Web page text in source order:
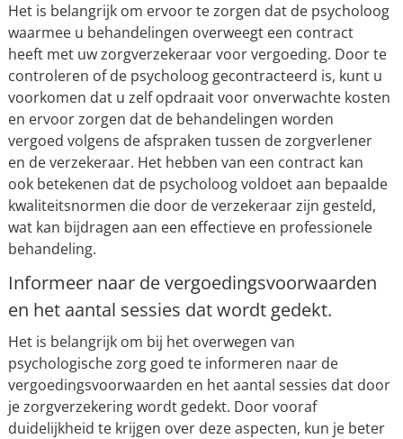
Het is belangrijk om ervoor te zorgen dat de psycholoog
waarmee u behandelingen overweegt een contract
heeft met uw zorgverzekeraar voor vergoeding. Door te
controleren of de psycholoog gecontracteerd is, kunt u
voorkomen dat u zelf opdraait voor onverwachte kosten
en ervoor zorgen dat de behandelingen worden
vergoed volgens de afspraken tussen de zorgverlener
en de verzekeraar. Het hebben van een contract kan
ook betekenen dat de psycholoog voldoet aan bepaalde
kwaliteitsnormen die door de verzekeraar zijn gesteld,
wat kan bijdragen aan een effectieve en professionele
behandeling.
Informeer naar de vergoedingsvoorwaarden
en het aantal sessies dat wordt gedekt.
Het is belangrijk om bij het overwegen van
psychologische zorg goed te informeren naar de
vergoedingsvoorwaarden en het aantal sessies dat door
je zorgverzekering wordt gedekt. Door vooraf
duidelijkheid te krijgen over deze aspecten, kun je beter